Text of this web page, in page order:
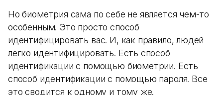
Но биометрия сама по себе не является чем-то
особенным. Это просто способ
идентифицировать вас. И, как правило, людей
легко идентифицировать. Есть способ
идентификации с помощью биометрии. Есть
способ идентификации с помощью пароля. Все
это сводится к одному и тому же.